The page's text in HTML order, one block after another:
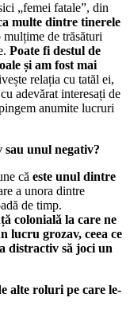
„femei fatale”, din
multe dintre tinerele
mulțime de trăsături
Poate fi destul de
și am fost mai
relația cu tatăl ei,
adevărat interesați de
anumite lucruri
sau unul negativ?
că este unul dintre
a unora dintre
de timp.
colonială la care ne
lucru grozav, ceea ce
distractiv să joci un
alte roluri pe care le-